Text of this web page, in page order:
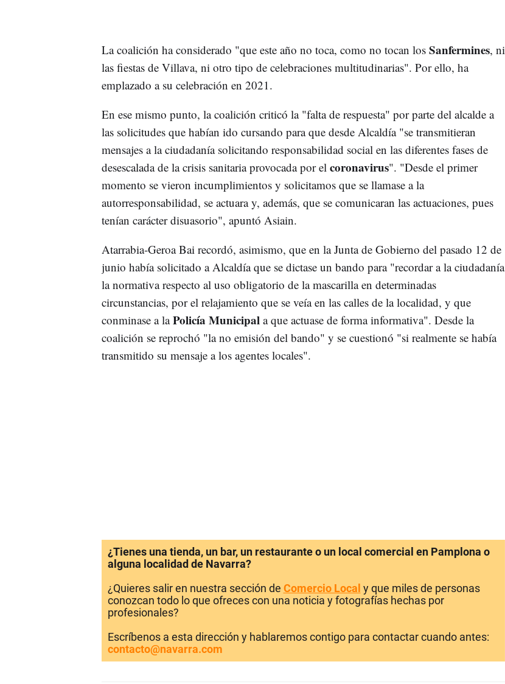
La coalición ha considerado "que este año no toca, como no tocan losSanfermines, ni
las fiestas de Villava, ni otro tipo de celebraciones multitudinarias". Por ello, ha
emplazado a su celebración en 2021.
En ese mismo punto, la coalición criticó la "falta de respuesta" por parte del alcalde a
las solicitudes que habían ido cursando para que desde Alcaldía "se transmitieran
mensajes a la ciudadanía solicitando responsabilidad social en las diferentes fases de
desescalada de la crisis sanitaria provocada por el coronavirus". "Desde el primer
momento se vieron incumplimientos y solicitamos que se llamase a la
autorresponsabilidad, se actuara y, además, que se comunicaran las actuaciones, pues
tenían carácter disuasorio", apuntó Asiain.
Atarrabia-Geroa Bai recordó, asimismo, que en la Junta de Gobierno del pasado 12 de
junio había solicitado a Alcaldía que se dictase un bando para "recordar a la ciudadanía
la normativa respecto al uso obligatorio de la mascarilla en determinadas
circunstancias, por el relajamiento que se veía en las calles de la localidad, y que
conminase a laPolicía Municipal a que actuase de forma informativa". Desde la
coalición se reprochó "la no emisión del bando" y se cuestionó "si realmente se había
transmitido su mensaje a los agentes locales".
¿Tienes una tienda, un bar, un restaurante o un local comercial en Pamplona o
alguna localidad de Navarra?
¿Quieres salir en nuestra sección de Comercio Local y que miles de personas
conozcan todo lo que ofreces con una noticia y fotografías hechas por
profesionales?
Escríbenos a esta dirección y hablaremos contigo para contactar cuando antes:
contacto@navarra.com